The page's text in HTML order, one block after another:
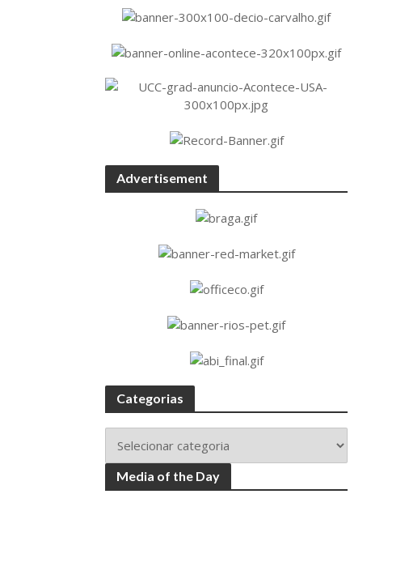
Advertisement
Categorias
Media of the Day